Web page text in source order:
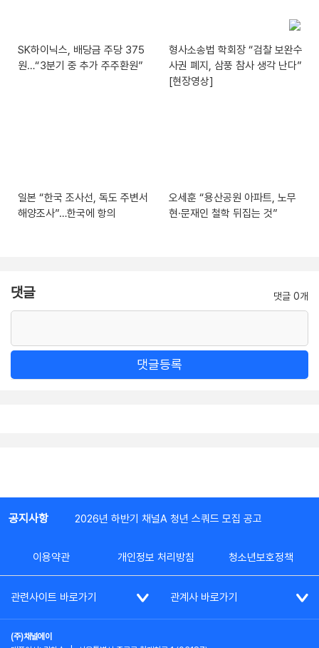
SK하이닉스, 배당금 주당 375
원…“3분기 중 추가 주주환원”
형사소송법 학회장 “검찰 보완수
사권 폐지, 삼풍 참사 생각 난다”
[현장영상]
일본 “한국 조사선, 독도 주변서
해양조사”…한국에 항의
오세훈 “용산공원 아파트, 노무
현·문재인 철학 뒤집는 것”
댓글 댓글 0개
댓글등록
공지사항 2026년 하반기 채널A 청년 스쿼드 모집 공고
이용약관 개인정보 처리방침 청소년보호정책
관련사이트 바로가기 관계사 바로가기
(주)채널에이